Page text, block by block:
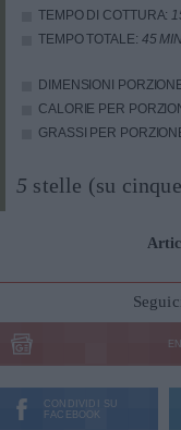
TEMPO DI COTTURA:
TEMPO TOTALE: 45
DIMENSIONI
CALORIE PER
GRASSI PER
5 stelle (su
CONDIVIDI SU
FACEBOOK